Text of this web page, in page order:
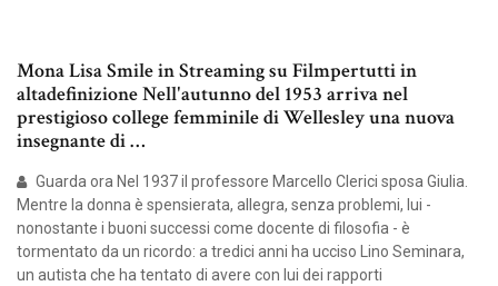
Mona Lisa Smile in Streaming su Filmpertutti in
altadefinizione Nell'autunno del 1953 arriva nel
prestigioso college femminile di Wellesley una nuova
insegnante di …
Guarda ora Nel 1937 il professore Marcello Clerici sposa Giulia.
Mentre la donna è spensierata, allegra, senza problemi, lui -
nonostante i buoni successi come docente di filosofia - è
tormentato da un ricordo: a tredici anni ha ucciso Lino Seminara,
un autista che ha tentato di avere con lui dei rapporti